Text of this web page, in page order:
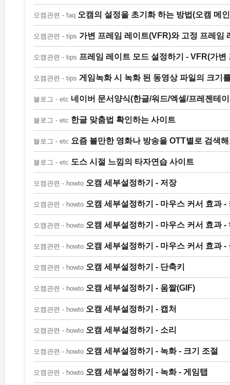
오캠관련 - faq 오캠의 설정을 초기화 하는 방법(오캠 메
오캠관련 - tips 가변 프레임 레이트(VFR)와 고정 프레임
오캠관련 - tips 프레임 레이트 모드 설정하기 - VFR(가
오캠관련 - tips 게임녹화 시 녹화 된 동영상 파일의 크기
블로그 - etc 네이버 문서양식(한글/워드/엑셀/프레젠테
블로그 - etc 한글 맞춤법 확인하는 사이트
블로그 - etc 요즘 볼만한 영화나 방송을 OTT별로 검색
블로그 - etc 도스 시절 느낌의 타자연습 사이트
오캠관련 - howto 오캠 세부설정하기 - 저장
오캠관련 - howto 오캠 세부설정하기 - 마우스 커서 효과 -
오캠관련 - howto 오캠 세부설정하기 - 마우스 커서 효과 -
오캠관련 - howto 오캠 세부설정하기 - 마우스 커서 효과 -
오캠관련 - howto 오캠 세부설정하기 - 단축키
오캠관련 - howto 오캠 세부설정하기 - 움짤(GIF)
오캠관련 - howto 오캠 세부설정하기 - 캡처
오캠관련 - howto 오캠 세부설정하기 - 소리
오캠관련 - howto 오캠 세부설정하기 - 녹화 - 크기 조절
오캠관련 - howto 오캠 세부설정하기 - 녹화 - 게임탭